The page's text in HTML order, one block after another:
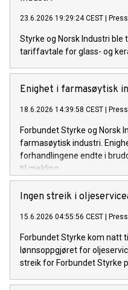
23.6.2026 19:29:24 CEST |
Styrke og Norsk Industri ble
tariffavtale for glass- og
Enighet i farmasøytisk
18.6.2026 14:39:58 CEST |
Forbundet Styrke og Norsk
farmasøytisk industri.
forhandlingene endte i
til mekling.
Ingen streik i
15.6.2026 04:55:56 CEST |
Forbundet Styrke kom natt
lønnsoppgjøret for
streik for Forbundet Styrke